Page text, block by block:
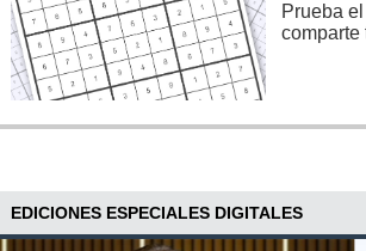
Prueba
comparte
EDICIONES ESPECIALES DIGITALES